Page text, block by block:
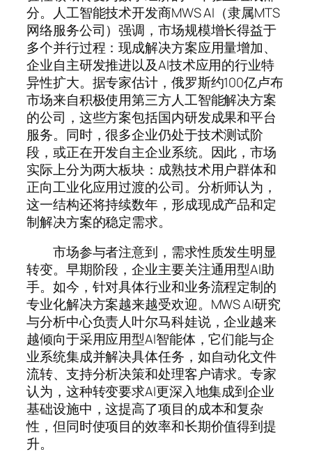
分。人工智能技术开发商MWS AI（隶属MTS
网络服务公司）强调，市场规模增长得益于
多个并行过程：现成解决方案应用量增加、
企业自主研发推进以及AI技术应用的行业特
异性扩大。据专家估计，俄罗斯约100亿卢布
市场来自积极使用第三方人工智能解决方案
的公司，这些方案包括国内研发成果和平台
服务。同时，很多企业仍处于技术测试阶
段，或正在开发自主企业系统。因此，市场
实际上分为两大板块：成熟技术用户群体和
正向工业化应用过渡的公司。分析师认为，
这一结构还将持续数年，形成现成产品和定
制解决方案的稳定需求。
市场参与者注意到，需求性质发生明显
转变。早期阶段，企业主要关注通用型AI助
手。如今，针对具体行业和业务流程定制的
专业化解决方案越来越受欢迎。MWS AI研究
与分析中心负责人叶尔马科娃说，企业越来
越倾向于采用应用型AI智能体，它们能与企
业系统集成并解决具体任务，如自动化文件
流转、支持分析决策和处理客户请求。专家
认为，这种转变要求AI更深入地集成到企业
基础设施中，这提高了项目的成本和复杂
性，但同时使项目的效率和长期价值得到提
升。